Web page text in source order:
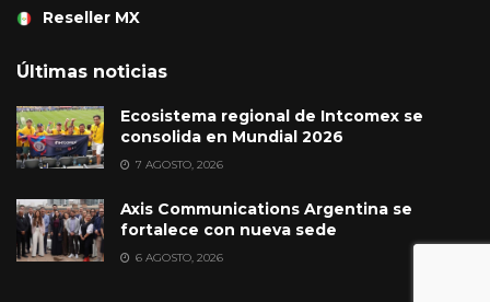
Reseller MX
Últimas noticias
Ecosistema regional de Intcomex se
consolida en Mundial 2026
7 AGOSTO, 2026
Axis Communications Argentina se
fortalece con nueva sede
6 AGOSTO, 2026